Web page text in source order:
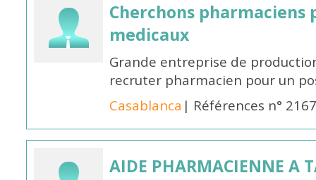
Cherchons
medicaux
Grande entreprise de
recruter pharmacien pour un
Casablanca | Références n°
AIDE PHARMACIENNE A